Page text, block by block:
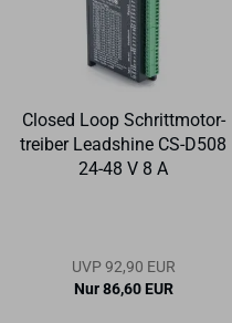
Clo­sed Loop Schritt­mo­tor­
trei­ber Lead­shi­ne CS-​D508
24-48 V 8 A
UVP 92,90 EUR
Nur 86,60 EUR